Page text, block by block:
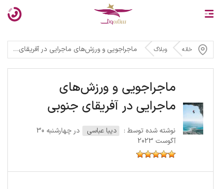
خانه وبلاگ ماجراجویی و ورزش‌های ماجرایی در آفریقای جنوبی
ماجراجویی و ورزش‌های
ماجرایی در آفریقای جنوبی
نوشته شده توسط : دیبا عباسی
در چهارشنبه 30
آگوست 2023